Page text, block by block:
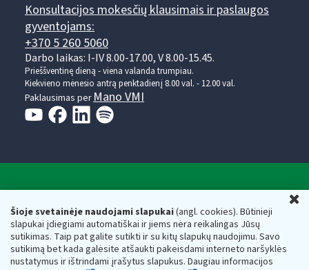
Šioje svetainėje naudojami slapukai(angl. cookies). Būtinieji
slapukai įdiegiami automatiškai ir jiems nėra reikalingas Jūsų
sutikimas. Taip pat galite sutikti ir su kitų slapukų naudojimu. Savo
sutikimą bet kada galėsite atšaukti pakeisdami interneto naršyklės
nustatymus ir ištrindami įrašytus slapukus. Daugiau informacijos
Konsultacijos mokesčių klausimais ir paslaugos
gyventojams:
+370 5 260 5060
Darbo laikas: I-IV 8.00-17.00, V 8.00-15.45.
Prieššventinę dieną - viena valanda trumpiau.
Kiekvieno mėnesio antrą penktadienį 8.00 val. - 12.00 val.
Paklausimas per Mano VMI
Respublikos finansų ministerijos
Biudžetinė įstaiga. Juridinio asmens kodas — 188659752,
adresas: Vasario 16-osios g. 14, 01107 Vilnius, Lietuva, el.paštas:
vmi@vmi.lt, E. pristatymo dėžutės adresas 188659752